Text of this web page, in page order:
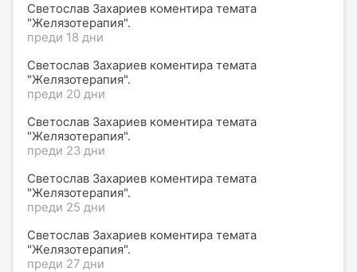
Светослав Захариев коментира темата
"Желязотерапия".
преди 18 дни
Светослав Захариев коментира темата
"Желязотерапия".
преди 20 дни
Светослав Захариев коментира темата
"Желязотерапия".
преди 23 дни
Светослав Захариев коментира темата
"Желязотерапия".
преди 25 дни
Светослав Захариев коментира темата
"Желязотерапия".
преди 27 дни